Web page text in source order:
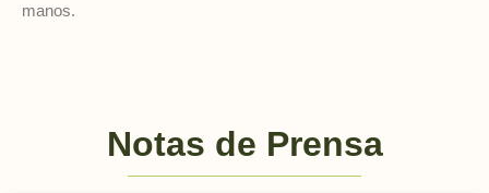
manos.
Notas de Prensa